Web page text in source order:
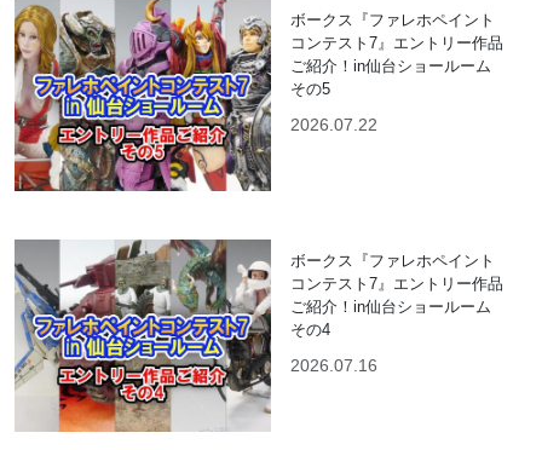
ボークス『ファレホペイント
コンテスト7』エントリー作品
ご紹介！in仙台ショールーム
その5
2026.07.22
ボークス『ファレホペイント
コンテスト7』エントリー作品
ご紹介！in仙台ショールーム
その4
2026.07.16